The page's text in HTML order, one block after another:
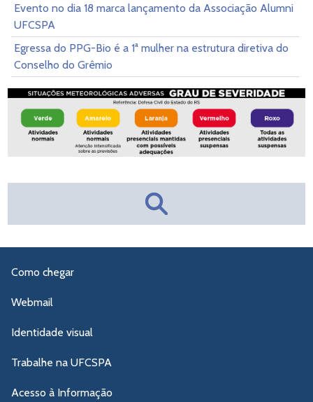
Evento no dia 18 marca lançamento da Associação Alumni
UFCSPA
Egressa do PPG-Bio é a 1ª mulher na estrutura diretiva do
Conselho do Grêmio
Como chegar
Webmail
Identidade visual
Trabalhe na UFCSPA
Acesso à Informação